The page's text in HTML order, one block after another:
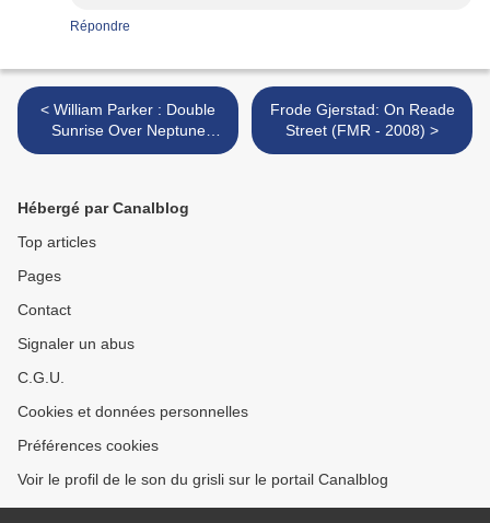
Répondre
< William Parker : Double
Sunrise Over Neptune
(AUM Fidelity, 2008)
Frode Gjerstad: On Reade
Street (FMR - 2008) >
Hébergé par Canalblog
Top articles
Pages
Contact
Signaler un abus
C.G.U.
Cookies et données personnelles
Préférences cookies
Voir le profil de le son du grisli sur le portail Canalblog